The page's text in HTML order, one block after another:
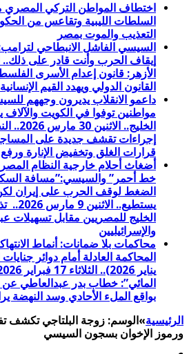
اختطاف المواطن التركي المصري
السلطات الليبية وتقاعس من
التعذيب والموت بمصر
السيسي الفاشل الانبطاحي
الأزهر: قانون إعدام الأسرى
القانون الدولي ويهدد القيم الإنسانية
داعمو الانقلاب يديرون وجههم
مواطنين توفوا في الكويت
الخليج..
إجراءات تقشف جديدة على
قرارات الغلق وتخفيض الإنارة
خط أحمر” والسيسي:”مسافة
الضغط لوقف الحرب على إيران
الخليج للمصريين مقابل تسهيلات
والإسرائيليين
محاكمات بلا ضمانات: أنماط
المائي”: خطاب بدر عبدالعاطي عن
بواقع الملء الأحادي وسد النهضة
الرئيسية»الوسم: زوجة البلتاجي تكشف
ورموز الإخوان بسجون السيسي